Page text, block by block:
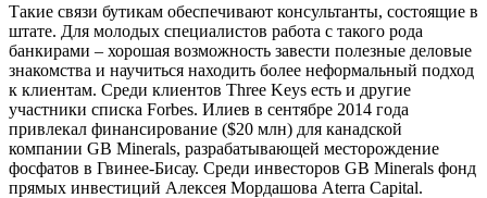
Такие связи бутикам обеспечивают консультанты, состоящие в
штате. Для молодых специалистов работа с такого рода
банкирами – хорошая возможность завести полезные деловые
знакомства и научиться находить более неформальный подход
к клиентам. Среди клиентов Three Keys есть и другие
участники списка Forbes. Илиев в сентябре 2014 года
привлекал финансирование ($20 млн) для канадской
компании GB Minerals, разрабатывающей месторождение
фосфатов в Гвинее-Бисау. Среди инвесторов GB Minerals фонд
прямых инвестиций Алексея Мордашова Aterra Capital.